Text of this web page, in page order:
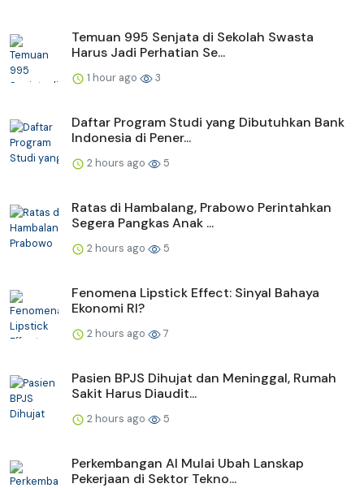
Temuan 995 Senjata di Sekolah Swasta
Harus Jadi Perhatian Se...
1 hour ago 3
Daftar Program Studi yang Dibutuhkan Bank
Indonesia di Pener...
2 hours ago 5
Ratas di Hambalang, Prabowo Perintahkan
Segera Pangkas Anak ...
2 hours ago 5
Fenomena Lipstick Effect: Sinyal Bahaya
Ekonomi RI?
2 hours ago 7
Pasien BPJS Dihujat dan Meninggal, Rumah
Sakit Harus Diaudit...
2 hours ago 5
Perkembangan AI Mulai Ubah Lanskap
Pekerjaan di Sektor Tekno...